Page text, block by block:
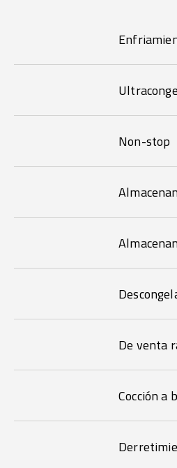
Non-stop
De venta
Cocción a